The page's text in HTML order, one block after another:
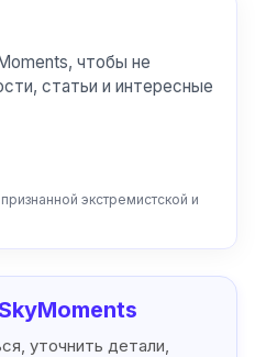
чтобы не
статьи и интересные
экстремистской и
уточнить детали,